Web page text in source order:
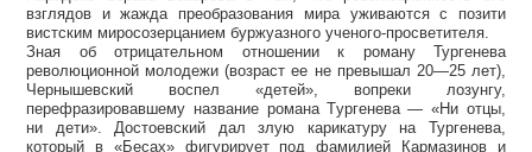
взглядов и жажда преобразования мира уживаются с позити
вистским миросозерцанием буржуазного ученого-просветителя.
Зная об отрицательном отношении к роману Тургенева
революционной молодежи (возраст ее не превышал 20—25 лет),
Чернышевский воспел «детей», вопреки лозунгу,
перефразировавшему название романа Тургенева — «Ни отцы,
ни дети». Достоевский дал злую карикатуру на Тургенева,
который в «Бесах» фигурирует под фамилией Кармазинов и